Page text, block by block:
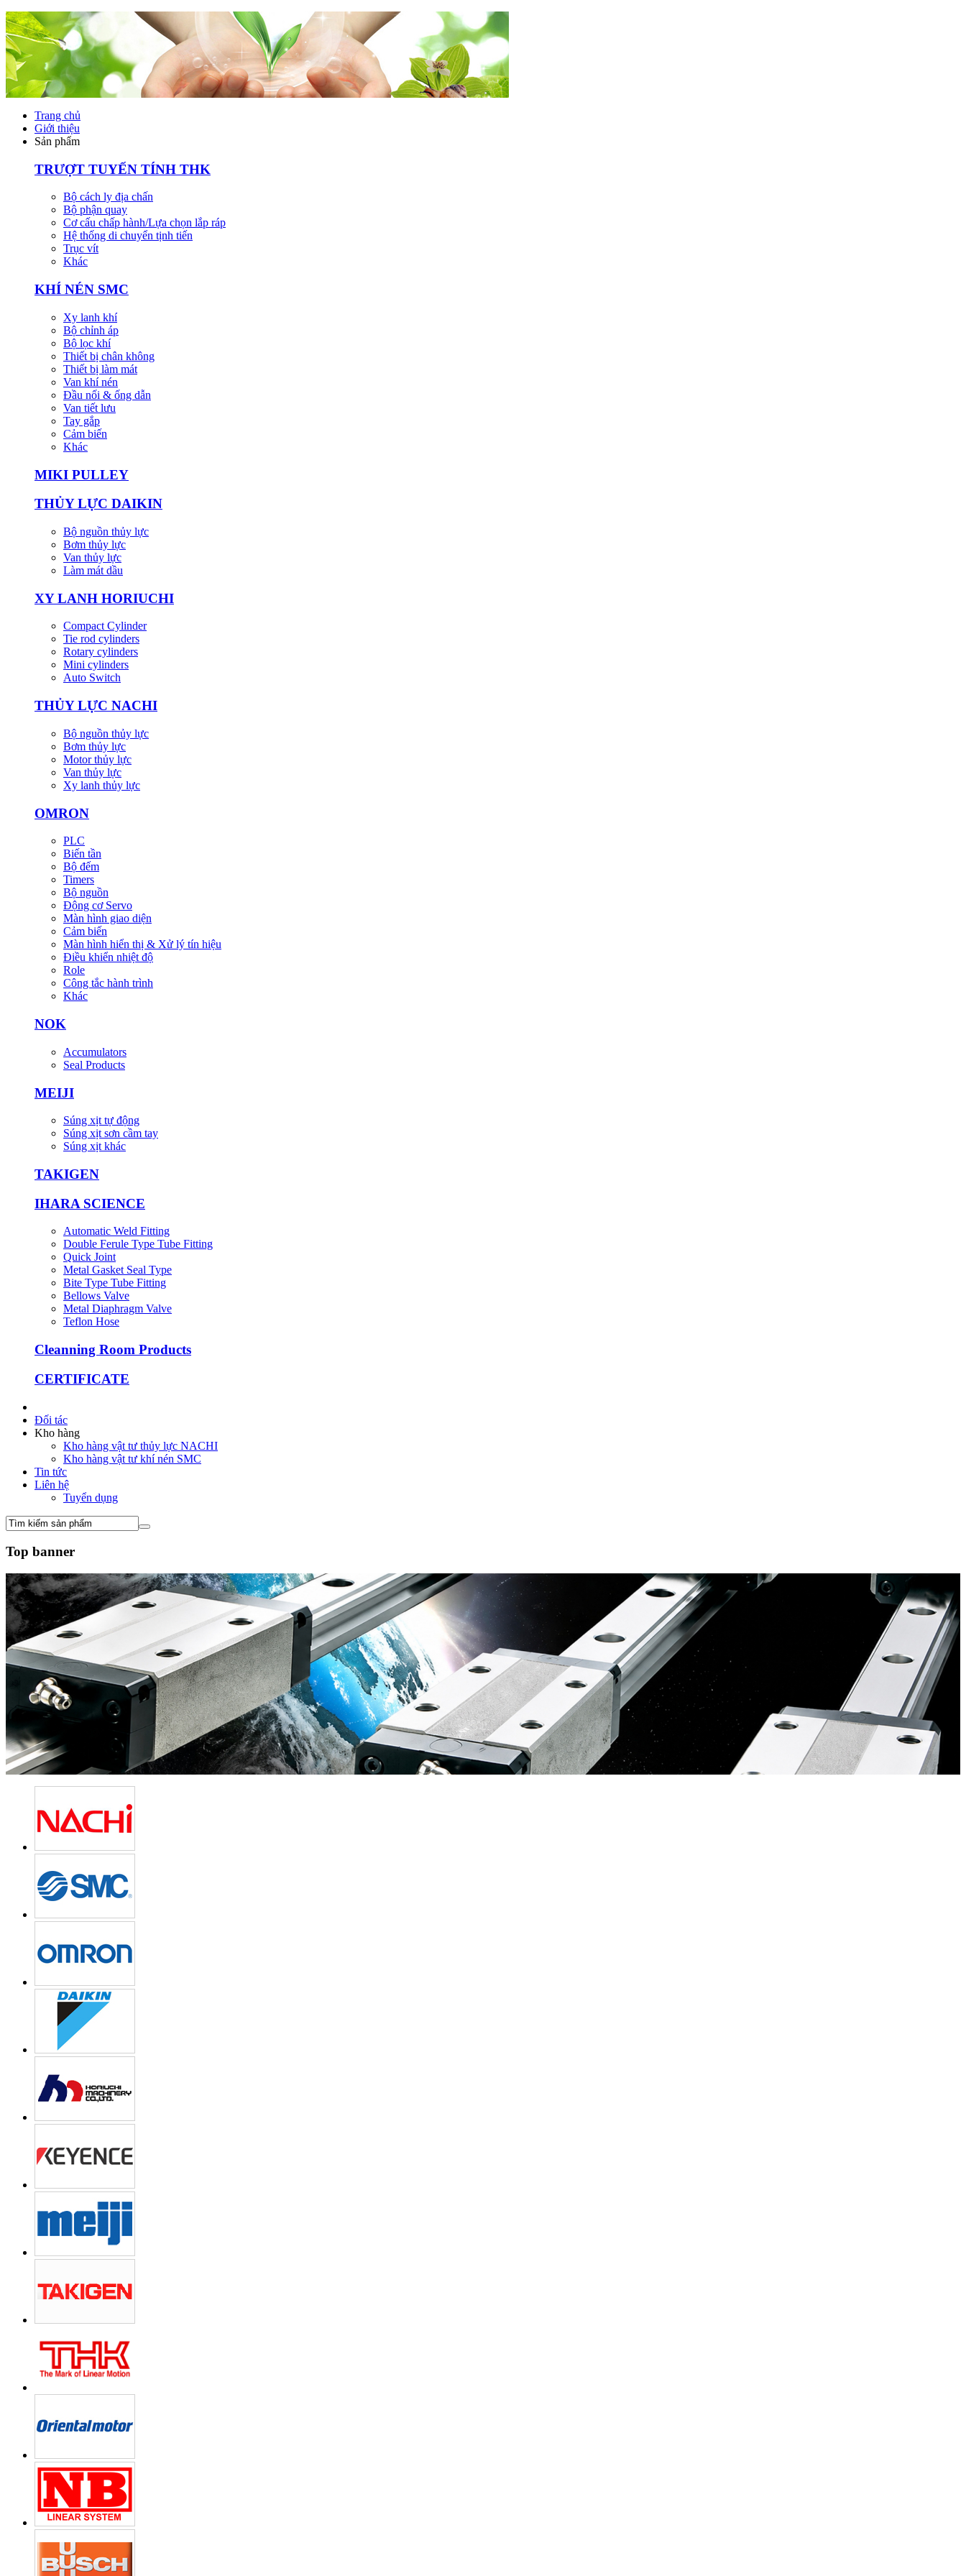
Trang chủ
Giới thiệu
Sản phẩm
TRƯỢT TUYẾN TÍNH THK
Bộ cách ly địa chấn
Bộ phận quay
Cơ cấu chấp hành/Lựa chọn lắp ráp
Hệ thống di chuyển tịnh tiến
Trục vít
Khác
KHÍ NÉN SMC
Xy lanh khí
Bộ chỉnh áp
Bộ lọc khí
Thiết bị chân không
Thiết bị làm mát
Van khí nén
Đầu nối & ống dẫn
Van tiết lưu
Tay gắp
Cảm biến
Khác
MIKI PULLEY
THỦY LỰC DAIKIN
Bộ nguồn thủy lực
Bơm thủy lực
Van thủy lực
Làm mát dầu
XY LANH HORIUCHI
Compact Cylinder
Tie rod cylinders
Rotary cylinders
Mini cylinders
Auto Switch
THỦY LỰC NACHI
Bộ nguồn thủy lực
Bơm thủy lực
Motor thủy lực
Van thủy lực
Xy lanh thủy lực
OMRON
PLC
Biến tần
Bộ đếm
Timers
Bộ nguồn
Động cơ Servo
Màn hình giao diện
Cảm biến
Màn hình hiển thị & Xử lý tín hiệu
Điều khiển nhiệt độ
Role
Công tắc hành trình
Khác
NOK
Accumulators
Seal Products
MEIJI
Súng xịt tự động
Súng xịt sơn cầm tay
Súng xịt khác
TAKIGEN
IHARA SCIENCE
Automatic Weld Fitting
Double Ferule Type Tube Fitting
Quick Joint
Metal Gasket Seal Type
Bite Type Tube Fitting
Bellows Valve
Metal Diaphragm Valve
Teflon Hose
Cleanning Room Products
CERTIFICATE
Đối tác
Kho hàng
Kho hàng vật tư thủy lực NACHI
Kho hàng vật tư khí nén SMC
Tin tức
Liên hệ
Tuyển dụng
Top banner